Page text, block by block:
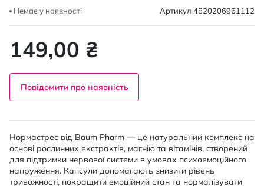
Немає у наявності Артикул 4820206961112
149,00 ₴
Повідомити про наявність
Нормастрес від Baum Pharm — це натуральний комплекс на
основі рослинних екстрактів, магнію та вітамінів, створений
для підтримки нервової системи в умовах психоемоційного
напруження. Капсули допомагають знизити рівень
тривожності, покращити емоційний стан та нормалізувати